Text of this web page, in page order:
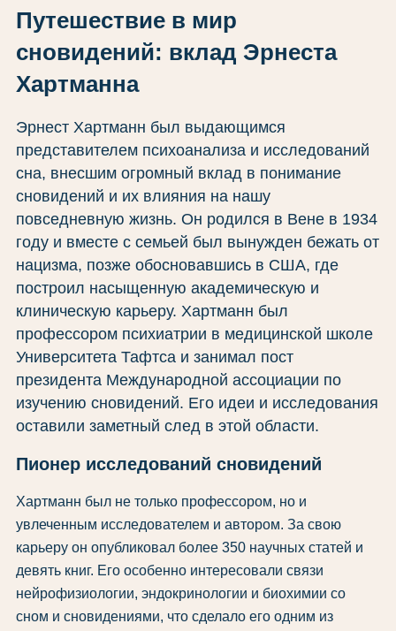
Путешествие в мир
сновидений: вклад Эрнеста
Хартманна
Эрнест Хартманн был выдающимся
представителем психоанализа и исследований
сна, внесшим огромный вклад в понимание
сновидений и их влияния на нашу
повседневную жизнь. Он родился в Вене в 1934
году и вместе с семьей был вынужден бежать от
нацизма, позже обосновавшись в США, где
построил насыщенную академическую и
клиническую карьеру. Хартманн был
профессором психиатрии в медицинской школе
Университета Тафтса и занимал пост
президента Международной ассоциации по
изучению сновидений. Его идеи и исследования
оставили заметный след в этой области.
Пионер исследований сновидений
Хартманн был не только профессором, но и
увлеченным исследователем и автором. За свою
карьеру он опубликовал более 350 научных статей и
девять книг. Его особенно интересовали связи
нейрофизиологии, эндокринологии и биохимии со
сном и сновидениями, что сделало его одним из